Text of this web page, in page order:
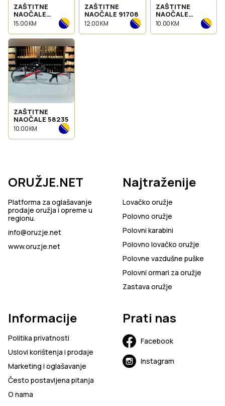
ZAŠTITNE
NAOČALE
92285
15.00 KM
ZAŠTITNE
NAOČALE 91708
12.00 KM
ZAŠTITNE
NAOČALE
58242
10.00 KM
ZAŠTITNE
NAOČALE 58235
10.00 KM
ORUŽJE.NET
Platforma za oglašavanje
prodaje oružja i opreme u
regionu.
info@oruzje.net
www.oruzje.net
Najtraženije
Lovačko oružje
Polovno oružje
Polovni karabini
Polovno lovačko oružje
Polovne vazdušne puške
Polovni ormari za oružje
Zastava oružje
Informacije
Politika privatnosti
Uslovi korištenja i prodaje
Marketing i oglašavanje
Često postavljena pitanja
O nama
Prati nas
Facebook
Instagram